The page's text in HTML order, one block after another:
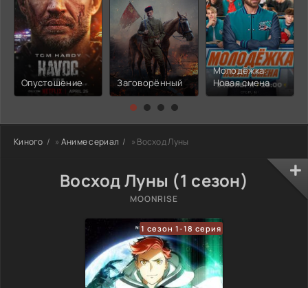
Опустошение Заговорённый
Молодёжка:
Новая смена
Киного » Аниме сериал » Восход Луны
Восход Луны (1 сезон)
MOONRISE
1 сезон 1-18 серия